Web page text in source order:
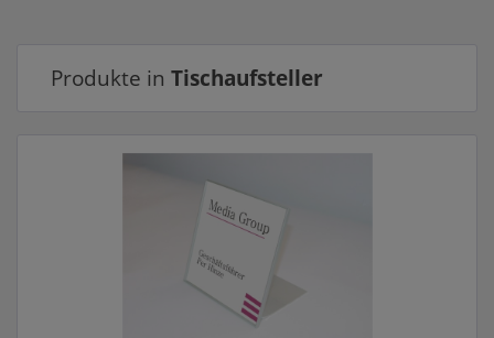
Produkte in Tischaufsteller